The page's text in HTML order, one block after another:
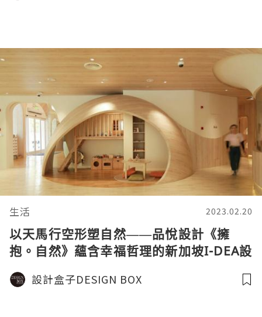
生活 2023.02.20
以天馬行空形塑自然——品悅設計《擁
抱。自然》蘊含幸福哲理的新加坡I-DEA設
計卓越大獎鉅作
設計盒子DESIGN BOX